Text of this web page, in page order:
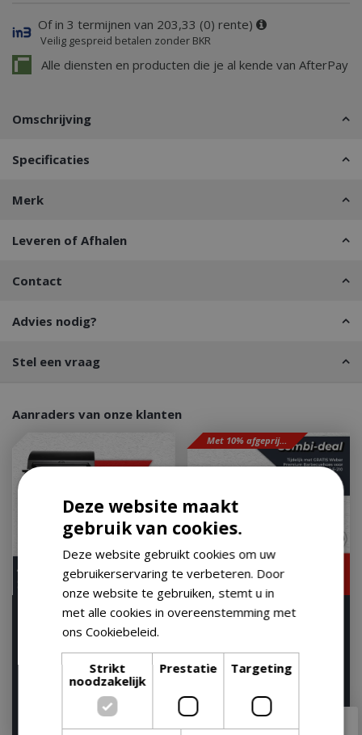
Of in 3 termijnen van 203,33 (0) rente)
Veilig gespreid betalen zonder BKR
Alle diensten en producten die je al kende van AfterPay
Omschrijving
Specificaties
Merk
Leveren of Afhalen
Contact
Advies nodig?
Stel een vraag
Aanraders van onze klanten
Boretti Luciano Nero
Outdoor Kitchen
2.399,00
Op voorraad
Met 10% afgeprijsd
Weber Spirit e-225 gbs -
€494,10
Op voorraad
Deze website maakt
gebruik van cookies.
Deze website gebruikt cookies om uw
gebruikerservaring te verbeteren. Door
onze website te gebruiken, stemt u in
met alle cookies in overeenstemming met
ons Cookiebeleid.
Strikt
noodzakelijk
Prestatie Targeting